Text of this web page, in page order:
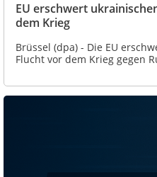
EU erschwert
dem Krieg
Brüssel (dpa) - Die EU
Flucht vor dem Krieg gegen